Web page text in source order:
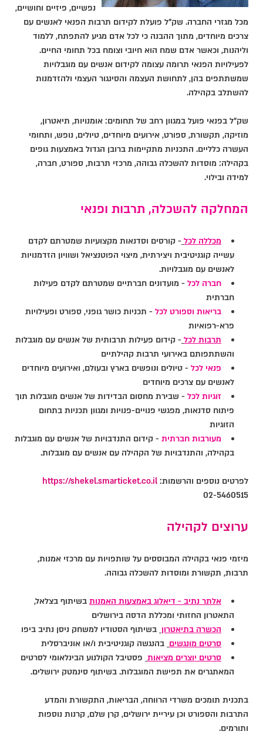
נפשיים, פיזיים וחושיים,
מכל מגזרי החברה. שק"ל פועלת לקידום תרבות הפנאי לאנשים עם
צרכים מיוחדים, מתוך ההבנה כי לכל אדם מגיע להתפתח, ללמוד
וליהנות, וכאשר אדם שמח הוא חיובי וצומח בכל תחומי החיים.
לפעילויות הפנאי תרומה עצומה לקידום אנשים עם מוגבלויות
שמשתתפים בהן, לתחושת העצמה והסינגור העצמי ולהזדמנות
להשתלב בקהילה.
שק"ל בפנאי פועל במגוון רחב של תחומים: אומנויות, תיאטרון,
מוזיקה, תקשורת, ספורט, אירועים מיוחדים, טיולים, נופש, ותחומי
העשרה כלליים. התכניות מתקיימות ברובן הגדול באמצעות גופים
בקהילה: מוסדות להשכלה גבוהה, מרכזי תרבות, ספורט, חברה,
למידה ובילוי.
המחלקה להשכלה, תרבות ופנאי
מכללה לכל - קורסים וסדנאות מקצועיות שמטרתם לקדם
עשייה קוגניטיבית ויצירתית, מיצוי הפוטנציאל ושוויון הזדמנויות
לאנשים עם מוגבלויות.
חברה לכל - מועדונים חברתיים שמטרתם לקדם פעילות
חברתית
בריאות וספורט לכל - תכניות כושר גופני, ספורט ופעילויות
פרא-רפואיות
תרבות לכל - קידום פעילות תרבותית של אנשים עם מוגבלות
והשתתפותם באירועי תרבות קהילתיים
פנאי לכל - טיולים ונופשים בארץ ובעולם, ואירועים מיוחדים
לאנשים עם צרכים מיוחדים
זוגיות לכל - שבירת מחסום הבדידות של אנשים מוגבלות תוך
פיתוח סדנאות, מפגשי פנויים-פנויות ומגוון תכניות בתחום
הזוגיות
מעורבות חברתית - קידום התנדבויות של אנשים עם מוגבלות
בקהילה, והתנדבויות של הקהילה עם אנשים עם מוגבלות.
לפרטים נוספים והרשמות: https://shekel.smarticket.co.il
02-5460515
ערוצים לקהילה
מיזמי פנאי בקהילה המבוססים על שותפויות עם מרכזי אמנות,
תרבות, תקשורת ומוסדות להשכלה גבוהה.
אלתר נתיב - דיאלוג באמצעות האמנות בשיתוף בצלאל,
התאטרון החזותי ומכללת הדסה בירושלים
הכשרה בתיאטרון בשיתוף הסטודיו למשחק ניסן נתיב ביפו
סרטים מונגשים בהנגשה קוגניטיבית ו/או אוניברסלית
סרטים יוצרים מציאות פסטיבל הקולנוע הבינלאומי לסרטים
המאתגרים את תפישת המוגבלות. בשיתוף סינמטק ירושלים.
בתכנית תומכים משרדי הרווחה, הבריאות, התקשורת והמדע
התרבות והספורט וכן עיריית ירושלים, קרן שלם, קרנות נוספות
ותורמים.